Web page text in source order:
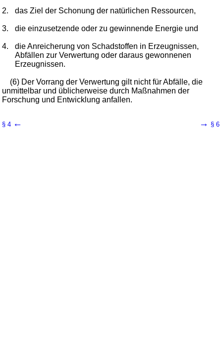
2. das Ziel der Schonung der natürlichen Ressourcen,
3. die einzusetzende oder zu gewinnende Energie und
4.
die Anreicherung von Schadstoffen in Erzeugnissen,
Abfällen zur Verwertung oder daraus gewonnenen
Erzeugnissen.
(6) Der Vorrang der Verwertung gilt nicht für Abfälle, die
unmittelbar und üblicherweise durch Maßnahmen der
Forschung und Entwicklung anfallen.
§ 4 ← → § 6